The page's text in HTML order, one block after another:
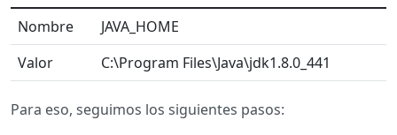
Nombre
JAVA_HOME
Valor
C:\Program Files\Java\jdk1.8.0_441
Para eso, seguimos los siguientes pasos: